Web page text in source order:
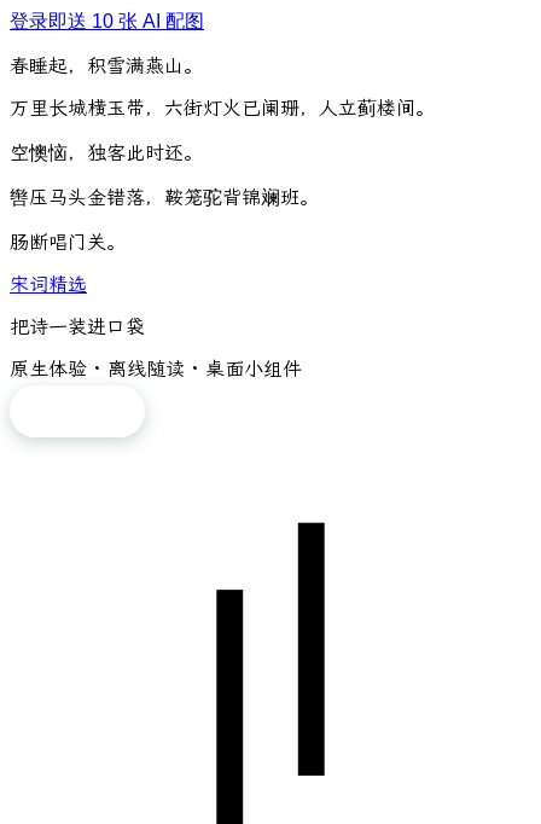
登录即送 10 张 AI 配图
春睡起， 积雪满燕山。
万 里长城横玉带， 六街灯火 已阑珊， 人立蓟楼间。
空懊恼， 独客此时还。
辔压马头金错落， 鞍笼驼背锦斓班。
肠断唱门 关。
宋词精选
把诗一装进口袋
原生体验 · 离线随读 · 桌面小组件